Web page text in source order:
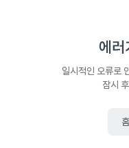
에러
일시적인 오류로
잠시